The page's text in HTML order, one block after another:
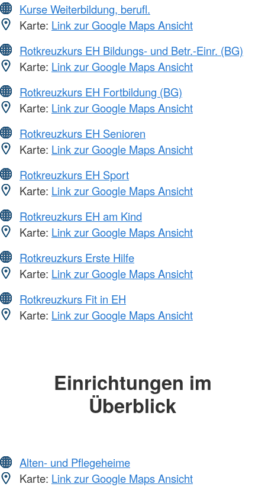
Kurse Weiterbildung, berufl.
Karte: Link zur Google Maps Ansicht
Rotkreuzkurs EH Bildungs- und Betr.-Einr. (BG)
Karte: Link zur Google Maps Ansicht
Rotkreuzkurs EH Fortbildung (BG)
Karte: Link zur Google Maps Ansicht
Rotkreuzkurs EH Senioren
Karte: Link zur Google Maps Ansicht
Rotkreuzkurs EH Sport
Karte: Link zur Google Maps Ansicht
Rotkreuzkurs EH am Kind
Karte: Link zur Google Maps Ansicht
Rotkreuzkurs Erste Hilfe
Karte: Link zur Google Maps Ansicht
Rotkreuzkurs Fit in EH
Karte: Link zur Google Maps Ansicht
Einrichtungen im
Überblick
Alten- und Pflegeheime
Karte: Link zur Google Maps Ansicht